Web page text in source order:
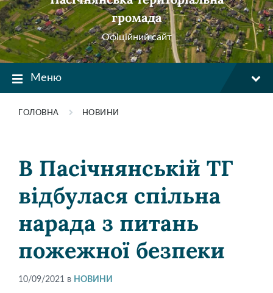
громада
Офіційний сайт
Меню
ГОЛОВНА НОВИНИ
В Пасічнянській ТГ
відбулася спільна
нарада з питань
пожежної безпеки
10/09/2021 в НОВИНИ